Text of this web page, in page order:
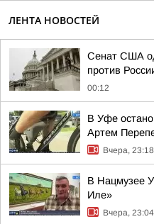
ЛЕНТА НОВОСТЕЙ
Сенат США
против
00:12
В Уфе
Артем
Вчера, 23:18
В Нацмузее
Иле»
Вчера, 23:04